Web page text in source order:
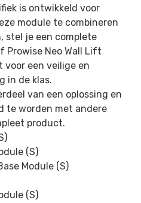
is ontwikkeld voor
module te combineren
stel je een complete
Prowise Neo Wall Lift
voor een veilige en
in de klas.
van een oplossing en
te worden met andere
product.
(S)
Module (S)
(S)